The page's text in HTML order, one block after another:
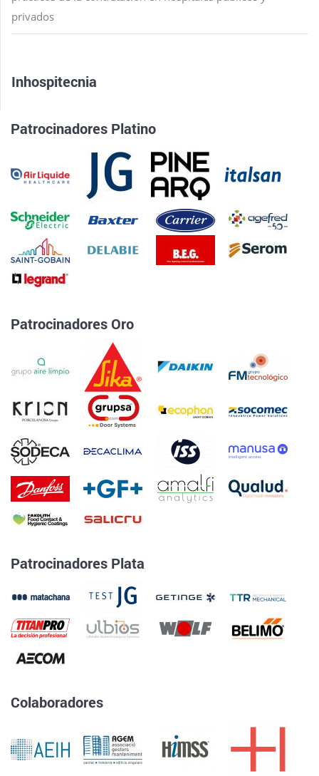
privados
Inhospitecnia
Patrocinadores Platino
Patrocinadores Oro
Patrocinadores Plata
Colaboradores